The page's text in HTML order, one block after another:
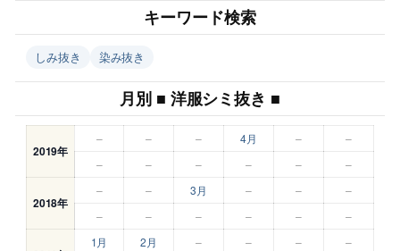
キーワード検索
しみ抜き 染み抜き
月別 ■ 洋服シミ抜き ■
2019年
– – – 4月 –
–
–
– – – – –
2018年
– – 3月 – –
–
–
– – – – –
1月 2月 – – –
–